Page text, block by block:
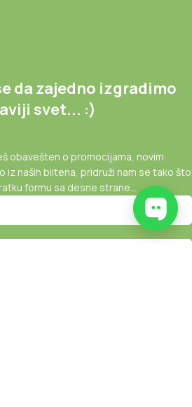
da zajedno izgradimo
svet... :)
obavešten o promocijama, novim
iz naših biltena, pridruži nam se tako što
formu sa desne strane...